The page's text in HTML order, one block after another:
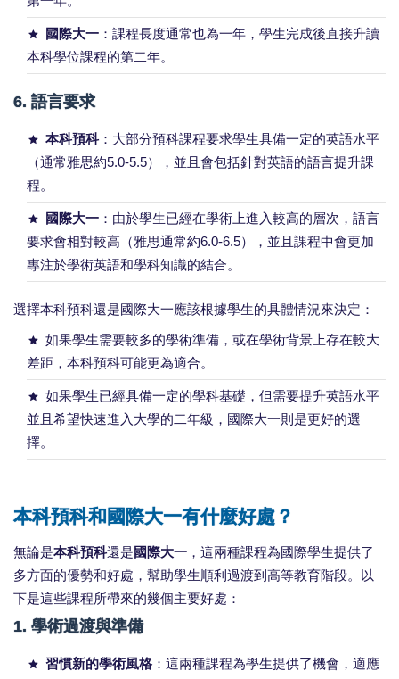
國際大一：課程長度通常也為一年，學生完成後直接升讀
本科學位課程的第二年。
6. 語言要求
本科預科：大部分預科課程要求學生具備一定的英語水平
（通常雅思約5.0-5.5），並且會包括針對英語的語言提升課
程。
國際大一：由於學生已經在學術上進入較高的層次，語言
要求會相對較高（雅思通常約6.0-6.5），並且課程中會更加
專注於學術英語和學科知識的結合。
選擇本科預科還是國際大一應該根據學生的具體情況來決定：
如果學生需要較多的學術準備，或在學術背景上存在較大
差距，本科預科可能更為適合。
如果學生已經具備一定的學科基礎，但需要提升英語水平
並且希望快速進入大學的二年級，國際大一則是更好的選
擇。
本科預科和國際大一有什麼好處？
無論是本科預科還是國際大一 ，這兩種課程為國際學生提供了
多方面的優勢和好處，幫助學生順利過渡到高等教育階段。以
下是這些課程所帶來的幾個主要好處：
1. 學術過渡與準備
習慣新的學術風格：這兩種課程為學生提供了機會，適應